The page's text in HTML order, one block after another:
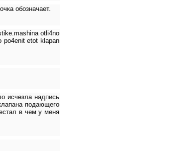
обозначает.
otli4no
po4enit etot klapan
исчезла надпись
подающего
в чем у меня